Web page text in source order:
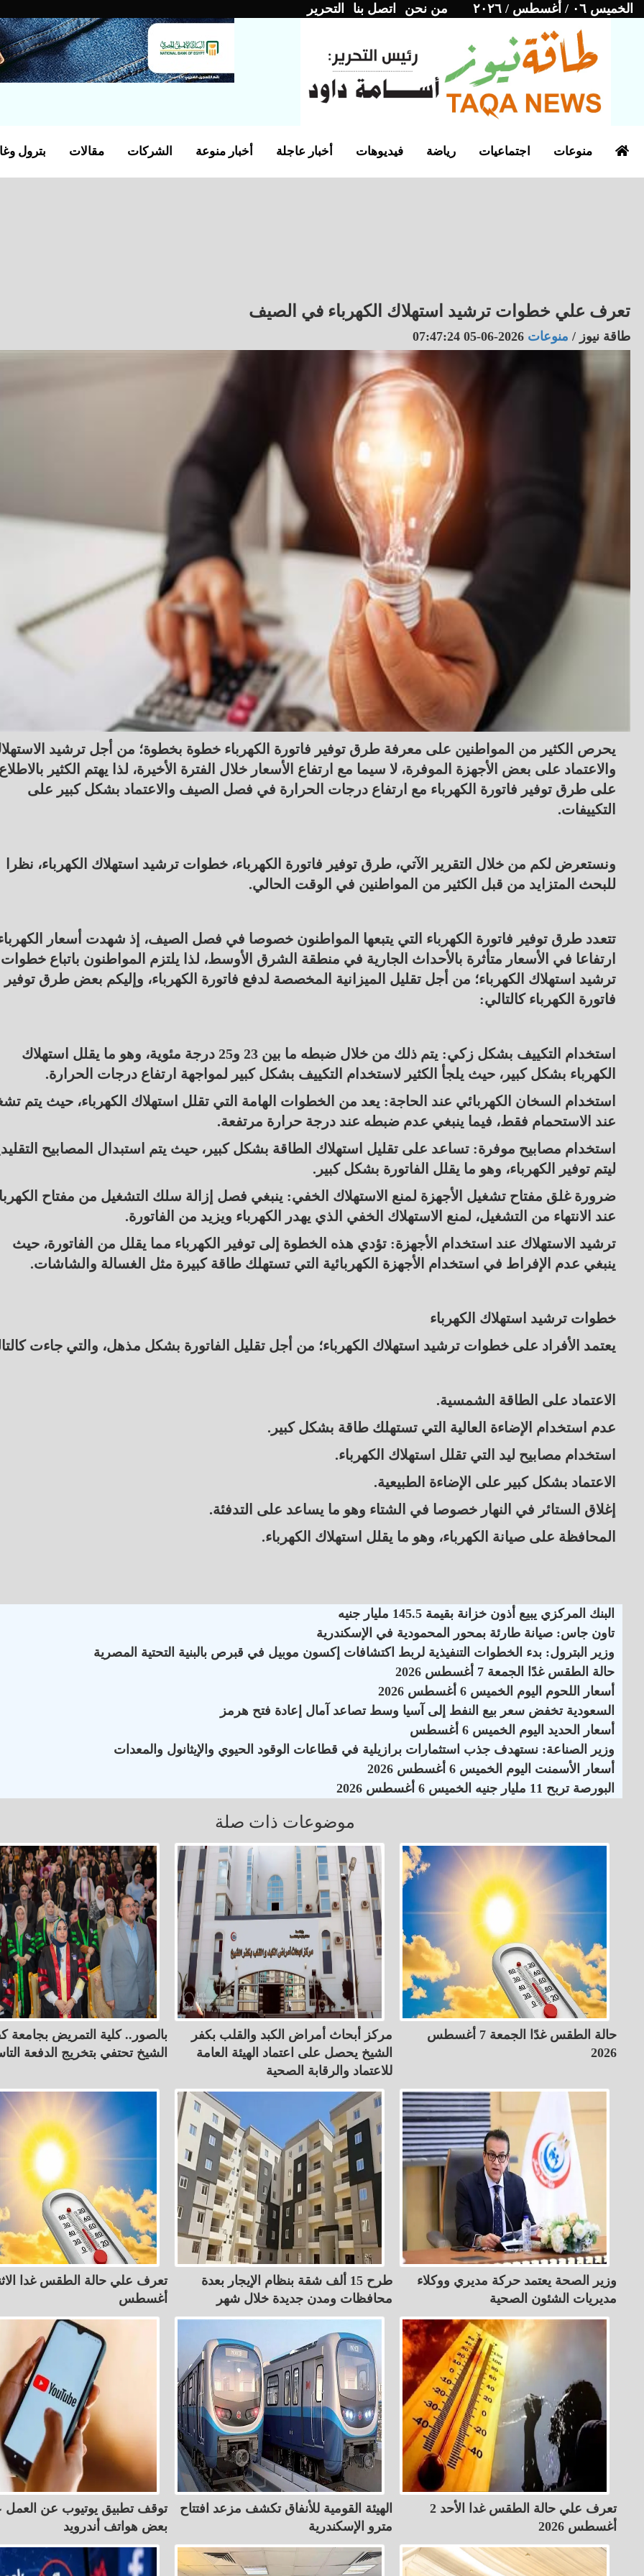
الخميس ٠٦ / أغسطس / ٢٠٢٦ من نحن اتصل بنا التحرير
بترول مقالات الشركات أخبار منوعة أخبار عاجلة فيديوهات رياضة اجتماعيات منوعات
تعرف علي خطوات ترشيد استهلاك الكهرباء في الصيف
طاقة نيوز / منوعات2026-06-05 07:47:24
يحرص الكثير من المواطنين على معرفة طرق توفير فاتورة الكهرباء خطوة بخطوة؛ من أجل ترشيد
والاعتماد على بعض الأجهزة الموفرة، لا سيما مع ارتفاع الأسعار خلال الفترة الأخيرة، لذا يهتم الكثير
على طرق توفير فاتورة الكهرباء مع ارتفاع درجات الحرارة في فصل الصيف والاعتماد بشكل كبير على
التكييفات.
ونستعرض لكم من خلال التقرير الآتي، طرق توفير فاتورة الكهرباء، خطوات ترشيد استهلاك الكهرباء، نظرا
للبحث المتزايد من قبل الكثير من المواطنين في الوقت الحالي.
تتعدد طرق توفير فاتورة الكهرباء التي يتبعها المواطنون خصوصا في فصل الصيف، إذ شهدت أسعار
ارتفاعا في الأسعار متأثرة بالأحداث الجارية في منطقة الشرق الأوسط، لذا يلتزم المواطنون باتباع خطوات
ترشيد استهلاك الكهرباء؛ من أجل تقليل الميزانية المخصصة لدفع فاتورة الكهرباء، وإليكم بعض طرق توفير
فاتورة الكهرباء كالتالي:
استخدام التكييف بشكل زكي: يتم ذلك من خلال ضبطه ما بين 23 و25 درجة مئوية، وهو ما يقلل استهلاك
الكهرباء بشكل كبير، حيث يلجأ الكثير لاستخدام التكييف بشكل كبير لمواجهة ارتفاع درجات الحرارة.
استخدام السخان الكهربائي عند الحاجة: يعد من الخطوات الهامة التي تقلل استهلاك الكهرباء، حيث يتم
عند الاستحمام فقط، فيما ينبغي عدم ضبطه عند درجة حرارة مرتفعة.
استخدام مصابيح موفرة: تساعد على تقليل استهلاك الطاقة بشكل كبير، حيث يتم استبدال المصابيح
ليتم توفير الكهرباء، وهو ما يقلل الفاتورة بشكل كبير.
ضرورة غلق مفتاح تشغيل الأجهزة لمنع الاستهلاك الخفي: ينبغي فصل إزالة سلك التشغيل من مفتاح
عند الانتهاء من التشغيل، لمنع الاستهلاك الخفي الذي يهدر الكهرباء ويزيد من الفاتورة.
ترشيد الاستهلاك عند استخدام الأجهزة: تؤدي هذه الخطوة إلى توفير الكهرباء مما يقلل من الفاتورة، حيث
ينبغي عدم الإفراط في استخدام الأجهزة الكهربائية التي تستهلك طاقة كبيرة مثل الغسالة والشاشات.
خطوات ترشيد استهلاك الكهرباء
يعتمد الأفراد على خطوات ترشيد استهلاك الكهرباء؛ من أجل تقليل الفاتورة بشكل مذهل، والتي جاءت
الاعتماد على الطاقة الشمسية.
عدم استخدام الإضاءة العالية التي تستهلك طاقة بشكل كبير.
استخدام مصابيح ليد التي تقلل استهلاك الكهرباء.
الاعتماد بشكل كبير على الإضاءة الطبيعية.
إغلاق الستائر في النهار خصوصا في الشتاء وهو ما يساعد على التدفئة.
المحافظة على صيانة الكهرباء، وهو ما يقلل استهلاك الكهرباء.
البنك المركزي يبيع أذون خزانة بقيمة 145.5 مليار جنيه
تاون جاس: صيانة طارئة بمحور المحمودية في الإسكندرية
وزير البترول: بدء الخطوات التنفيذية لربط اكتشافات إكسون موبيل في قبرص بالبنية التحتية المصرية
حالة الطقس غدًا الجمعة 7 أغسطس 2026
أسعار اللحوم اليوم الخميس 6 أغسطس 2026
السعودية تخفض سعر بيع النفط إلى آسيا وسط تصاعد آمال إعادة فتح هرمز
أسعار الحديد اليوم الخميس 6 أغسطس
وزير الصناعة: نستهدف جذب استثمارات برازيلية في قطاعات الوقود الحيوي والإيثانول والمعدات
أسعار الأسمنت اليوم الخميس 6 أغسطس 2026
البورصة تربح 11 مليار جنيه الخميس 6 أغسطس 2026
موضوعات ذات صلة
حالة الطقس غدًا الجمعة 7 أغسطس
2026
مركز أبحاث أمراض الكبد والقلب بكفر
الشيخ يحصل على اعتماد الهيئة العامة
للاعتماد والرقابة الصحية
بالصور.. كلية التمريض بجامعة
الشيخ تحتفي بتخريج الدفعة
وزير الصحة يعتمد حركة مديري ووكلاء
مديريات الشئون الصحية
طرح 15 ألف شقة بنظام الإيجار بعدة
محافظات ومدن جديدة خلال شهر
أغسطس
تعرف علي حالة الطقس غدا الأحد 2
أغسطس 2026
الهيئة القومية للأنفاق تكشف مزعد افتتاح
مترو الإسكندرية
توقف تطبيق يوتيوب عن العمل
بعض هواتف أندرويد